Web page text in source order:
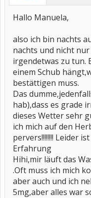
Hallo Manuela,
also ich bin nachts
nachts und nicht
irgendetwas zu tun.
einem Schub
bestättigen muss.
Das
hab),dass es grade
dieses Wetter sehr
ich mich auf den
pervers!!!!!!!! Leider
Erfahrung
Hihi,mir läuft das
.Oft muss ich mich
aber auch und ich
5mg,aber alles war